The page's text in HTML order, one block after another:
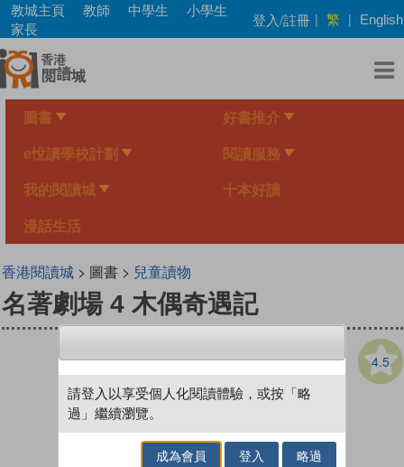
Skip
main
content
教城主頁 教師 中學生
小學生
家長
登入/註冊 | 繁 | English
圖書 好書推介
e悅讀學校計劃 閱讀服務
我的閱讀城 十本好讀
漫話生活
香港閱讀城> 圖書 > 兒童讀物
名著劇場 4 木偶奇遇記
4.5
請登入以享受個人化閱讀體驗，或按「略
過」繼續瀏覽。
成為會員 登入 略過